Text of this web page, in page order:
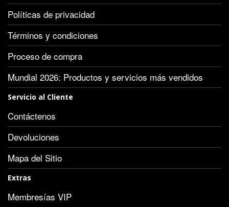
Políticas de privacidad
Términos y condiciones
Proceso de compra
Mundial 2026: Productos y servicios más vendidos
Servicio al Cliente
Contáctenos
Devoluciones
Mapa del Sitio
Extras
Membresías VIP